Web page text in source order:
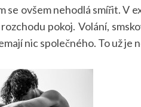
ovšem nehodlá smířit. V
pokoj. Volání,
nic společného. To už je